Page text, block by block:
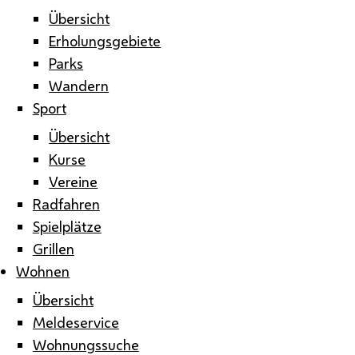
Übersicht
Erholungsgebiete
Parks
Wandern
Sport
Übersicht
Kurse
Vereine
Radfahren
Spielplätze
Grillen
Wohnen
Übersicht
Meldeservice
Wohnungssuche